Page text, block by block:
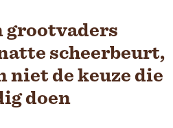
grootvaders
scheerbeurt,
niet de keuze die
doen